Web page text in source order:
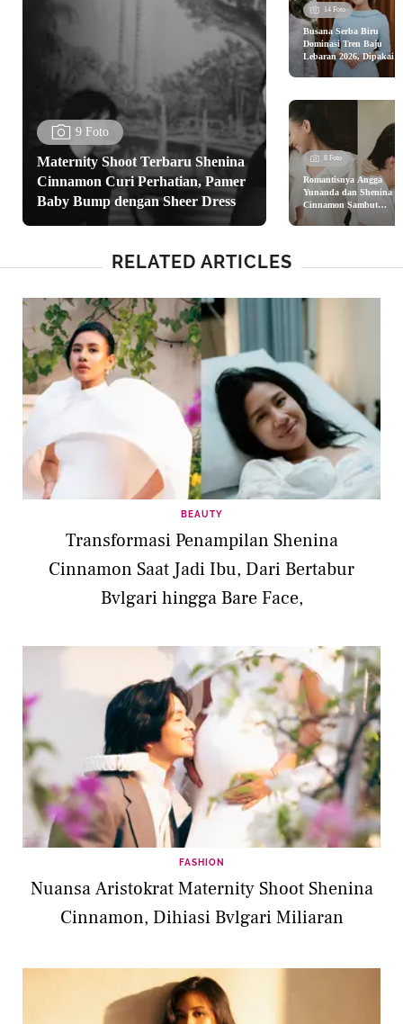
9 Foto
Maternity Shoot Terbaru Shenina
Cinnamon Curi Perhatian, Pamer
Baby Bump dengan Sheer Dress
14 Foto
Busana Serba Biru
Dominasi Tren Baju
Lebaran 2026, Dipakai
Syifa Hadju hingga
8 Foto
Romantisnya Angga
Yunanda dan Shenina
Cinnamon Sambut
Kehamilan Anak
RELATED ARTICLES
BEAUTY
Transformasi Penampilan Shenina
Cinnamon Saat Jadi Ibu, Dari Bertabur
Bvlgari hingga Bare Face,
FASHION
Nuansa Aristokrat Maternity Shoot Shenina
Cinnamon, Dihiasi Bvlgari Miliaran